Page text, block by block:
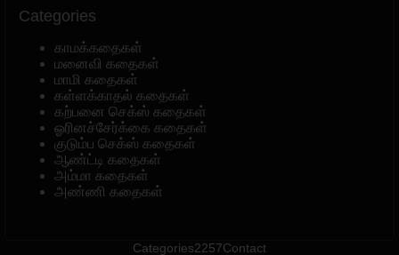
Categories
காமக்கதைகள்
மனைவி கதைகள்
மாமி கதைகள்
கள்ளக்காதல் கதைகள்
கற்பனை செக்ஸ் கதைகள்
ஓரினச்சேர்க்கை கதைகள்
குடும்ப செக்ஸ் கதைகள்
ஆண்ட்டி கதைகள்
அம்மா கதைகள்
அண்ணி கதைகள்
Categories2257Contact